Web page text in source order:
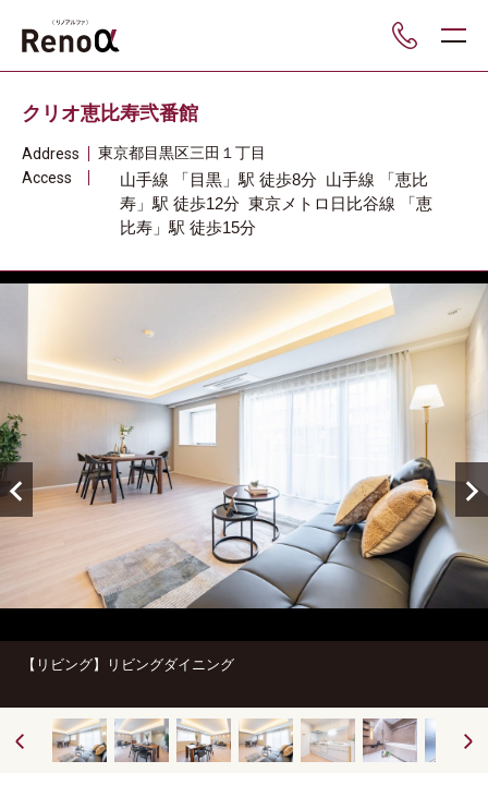
クリオ恵比寿弐番館
Address 東京都目黒区三田１丁目
Access
山手線 「目黒」駅 徒歩8分 山手線
「恵比
寿」駅 徒歩12分 東京メトロ日比谷線
「恵
比寿」駅 徒歩15分
【リビング】リビングダイニング